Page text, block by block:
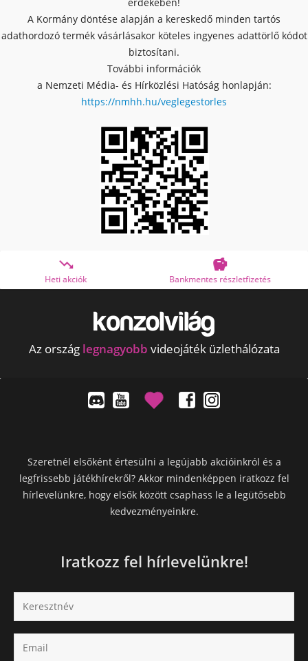
A Kormány döntése alapján a kereskedő minden tartós
adathordozó termék vásárlásakor köteles ingyenes adattörlő kódot
biztosítani.
További információk
a Nemzeti Média- és Hírközlési Hatóság honlapján:
https://nmhh.hu/veglegestorles
Bankmentes részletfizetés OTP Online Áruhitel
Az ország legnagyobb videojáték üzlethálózata
Szeretnél elsőként értesülni a legújabb akcióinkról és a
legfrissebb játékhírekről? Akkor mindenképpen iratkozz fel
hírlevelünkre, hogy elsők között csaphass le a legütősebb
kedvezményeinkre.
Iratkozz fel hírlevelünkre!